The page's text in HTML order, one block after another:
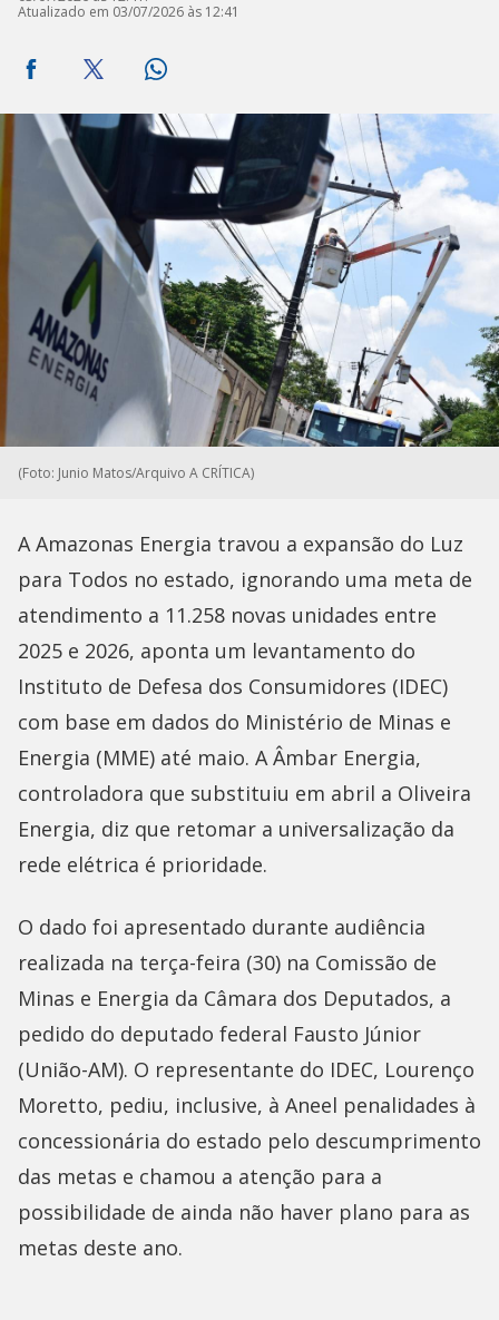
Atualizado em 03/07/2026 às 12:41
(Foto: Junio Matos/Arquivo A CRÍTICA)
A Amazonas Energia travou a expansão do Luz
para Todos no estado, ignorando uma meta de
atendimento a 11.258 novas unidades entre
2025 e 2026, aponta um levantamento do
Instituto de Defesa dos Consumidores (IDEC)
com base em dados do Ministério de Minas e
Energia (MME) até maio. A Âmbar Energia,
controladora que substituiu em abril a Oliveira
Energia, diz que retomar a universalização da
rede elétrica é prioridade.
O dado foi apresentado durante audiência
realizada na terça-feira (30) na Comissão de
Minas e Energia da Câmara dos Deputados, a
pedido do deputado federal Fausto Júnior
(União-AM). O representante do IDEC, Lourenço
Moretto, pediu, inclusive, à Aneel penalidades à
concessionária do estado pelo descumprimento
das metas e chamou a atenção para a
possibilidade de ainda não haver plano para as
metas deste ano.